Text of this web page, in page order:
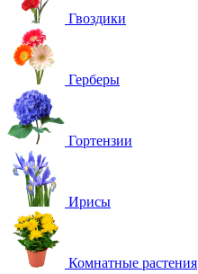
Гвоздики
Герберы
Гортензии
Ирисы
Комнатные растения